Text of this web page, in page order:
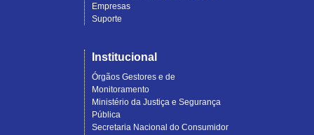
Empresas
Suporte
Institucional
Órgãos Gestores e de
Monitoramento
Ministério da Justiça e Segurança
Pública
Secretaria Nacional do Consumidor